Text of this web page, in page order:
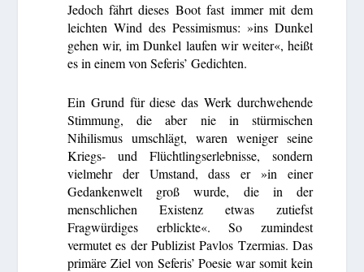
Jedoch fährt dieses Boot fast immer mit dem
leichten Wind des Pessimismus: »ins Dunkel
gehen wir, im Dunkel laufen wir weiter«, heißt
es in einem von Seferis’ Gedichten.
Ein Grund für diese das Werk durchwehende
Stimmung, die aber nie in stürmischen
Nihilismus umschlägt, waren weniger seine
Kriegs- und Flüchtlingserlebnisse, sondern
vielmehr der Umstand, dass er »in einer
Gedankenwelt groß wurde, die in der
menschlichen Existenz etwas zutiefst
Fragwürdiges erblickte«. So zumindest
vermutet es der Publizist Pavlos Tzermias. Das
primäre Ziel von Seferis’ Poesie war somit kein